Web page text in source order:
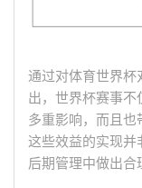
通过对体育世界杯
出，世界杯赛事不
多重影响，而且也
这些效益的实现并
后期管理中做出合